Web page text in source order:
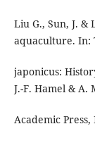
Liu G., Sun, J. &
aquaculture. In:
japonicus:
J.-F. Hamel & A.
Academic